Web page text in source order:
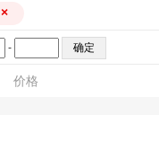
×
-
价格